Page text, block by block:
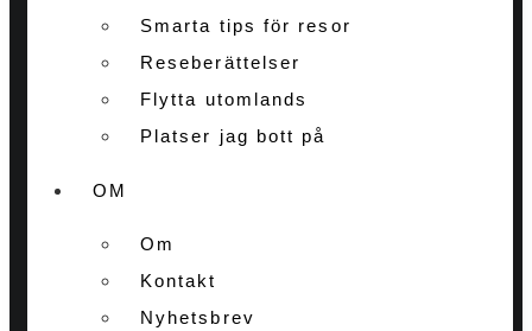
Smarta tips för resor
Reseberättelser
Flytta utomlands
Platser jag bott på
OM
Om
Kontakt
Nyhetsbrev